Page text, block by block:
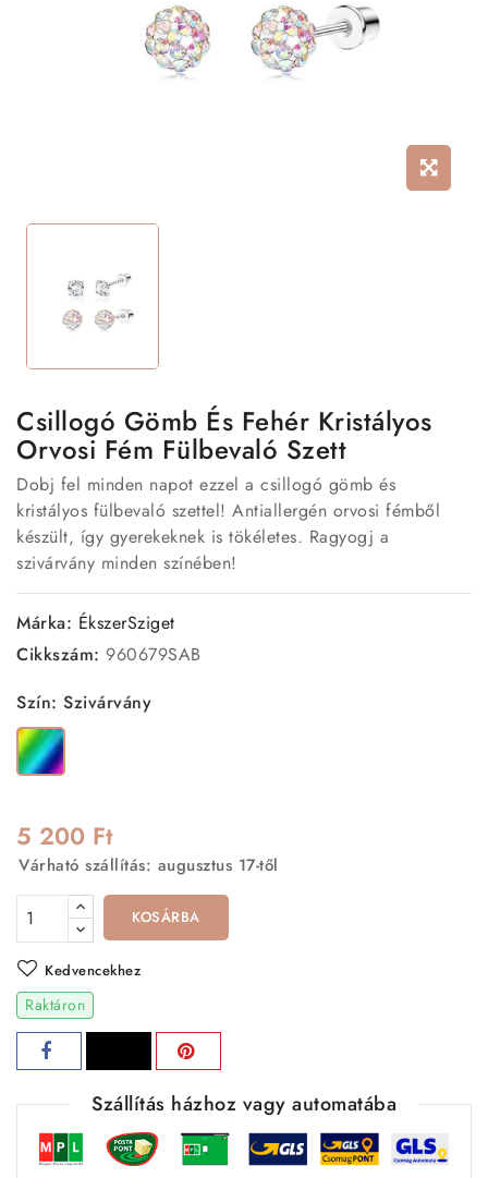
Csillogó Gömb És Fehér Kristályos
Orvosi Fém Fülbevaló Szett
Dobj fel minden napot ezzel a csillogó gömb és
kristályos fülbevaló szettel! Antiallergén orvosi fémből
készült, így gyerekeknek is tökéletes. Ragyogj a
szivárvány minden színében!
Márka: ÉkszerSziget
Cikkszám: 960679SAB
Szín: Szivárvány
Szivárvány
5 200 Ft
Várható szállítás: augusztus 17-től
KOSÁRBA
Kedvencekhez
Raktáron
Szállítás házhoz vagy automatába